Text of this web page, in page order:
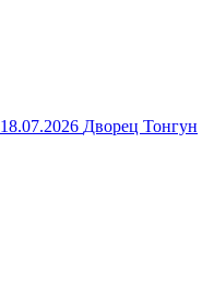
18.07.2026 Дворец Тонгун